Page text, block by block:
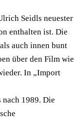
Seidls neuester
enthalten ist. Die
auch innen bunt
über den Film wie
In „Import
1989. Die